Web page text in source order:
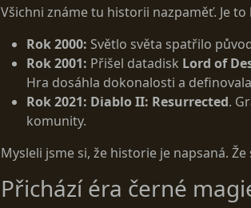
Všichni známe tu historii nazpaměť. Je
Rok 2000: Světlo světa spatřilo
Rok 2001: Přišel datadisk Lord of
Hra dosáhla dokonalosti a
Rok 2021: Diablo II: Resurrected.
komunity.
Mysleli jsme si, že historie je napsaná.
Přichází éra černé